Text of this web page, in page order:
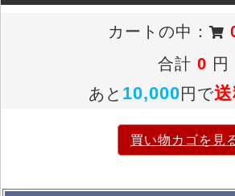
カートの中：
合計0 円
あと 10,000円で
買い物カゴを見